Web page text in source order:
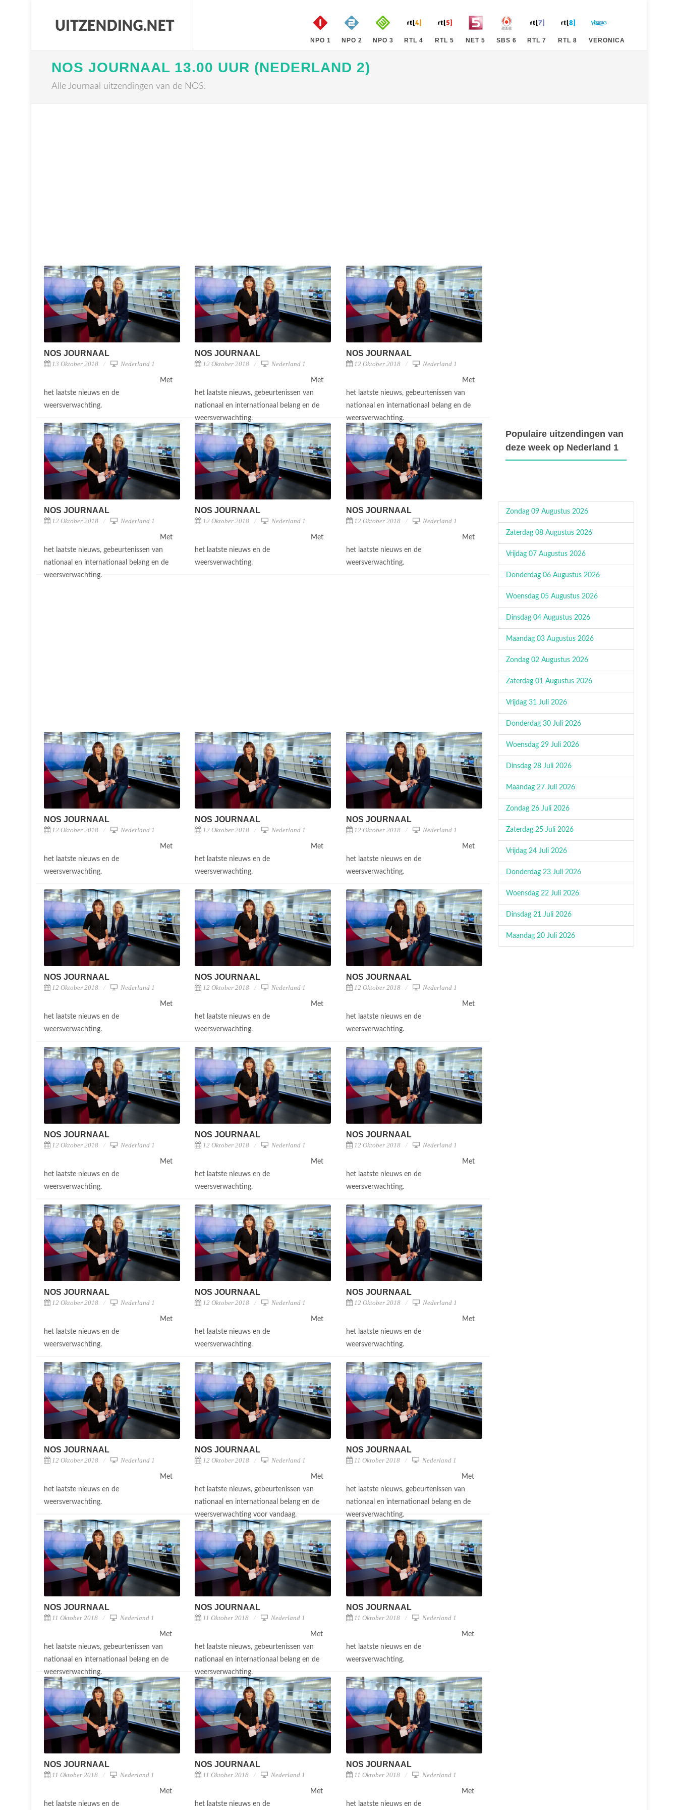
NPO 1 NPO 2 NPO 3 RTL 4 RTL 5 NET 5 SBS 6 RTL 7 RTL 8 VERONICA
NOS JOURNAAL 13.00 UUR (NEDERLAND 2)
Alle Journaal uitzendingen van de NOS.
NOS JOURNAAL
13 Oktober 2018 Nederland 1
Met
het laatste nieuws en de
weersverwachting.
NOS JOURNAAL
12 Oktober 2018 Nederland 1
Met
het laatste nieuws, gebeurtenissen van
nationaal en internationaal belang en de
weersverwachting.
NOS JOURNAAL
12 Oktober 2018 Nederland 1
Met
het laatste nieuws, gebeurtenissen van
nationaal en internationaal belang en de
weersverwachting.
NOS JOURNAAL
12 Oktober 2018 Nederland 1
Met
het laatste nieuws, gebeurtenissen van
nationaal en internationaal belang en de
weersverwachting.
NOS JOURNAAL
12 Oktober 2018 Nederland 1
Met
het laatste nieuws en de
weersverwachting.
NOS JOURNAAL
12 Oktober 2018 Nederland 1
Met
het laatste nieuws en de
weersverwachting.
NOS JOURNAAL
12 Oktober 2018 Nederland 1
Met
het laatste nieuws en de
weersverwachting.
NOS JOURNAAL
12 Oktober 2018 Nederland 1
Met
het laatste nieuws en de
weersverwachting.
NOS JOURNAAL
12 Oktober 2018 Nederland 1
Met
het laatste nieuws en de
weersverwachting.
NOS JOURNAAL
12 Oktober 2018 Nederland 1
Met
het laatste nieuws en de
weersverwachting.
NOS JOURNAAL
12 Oktober 2018 Nederland 1
Met
het laatste nieuws en de
weersverwachting.
NOS JOURNAAL
12 Oktober 2018 Nederland 1
Met
het laatste nieuws en de
weersverwachting.
NOS JOURNAAL
12 Oktober 2018 Nederland 1
Met
het laatste nieuws en de
weersverwachting.
NOS JOURNAAL
12 Oktober 2018 Nederland 1
Met
het laatste nieuws en de
weersverwachting.
NOS JOURNAAL
12 Oktober 2018 Nederland 1
Met
het laatste nieuws en de
weersverwachting.
NOS JOURNAAL
12 Oktober 2018 Nederland 1
Met
het laatste nieuws en de
weersverwachting.
NOS JOURNAAL
12 Oktober 2018 Nederland 1
Met
het laatste nieuws en de
weersverwachting.
NOS JOURNAAL
12 Oktober 2018 Nederland 1
Met
het laatste nieuws en de
weersverwachting.
NOS JOURNAAL
12 Oktober 2018 Nederland 1
Met
het laatste nieuws en de
weersverwachting.
NOS JOURNAAL
12 Oktober 2018 Nederland 1
Met
het laatste nieuws, gebeurtenissen van
nationaal en internationaal belang en de
weersverwachting voor vandaag.
NOS JOURNAAL
11 Oktober 2018 Nederland 1
Met
het laatste nieuws, gebeurtenissen van
nationaal en internationaal belang en de
weersverwachting.
NOS JOURNAAL
11 Oktober 2018 Nederland 1
Met
het laatste nieuws, gebeurtenissen van
nationaal en internationaal belang en de
weersverwachting.
NOS JOURNAAL
11 Oktober 2018 Nederland 1
Met
het laatste nieuws, gebeurtenissen van
nationaal en internationaal belang en de
weersverwachting.
NOS JOURNAAL
11 Oktober 2018 Nederland 1
Met
het laatste nieuws en de
weersverwachting.
NOS JOURNAAL
11 Oktober 2018 Nederland 1
Met
het laatste nieuws en de
NOS JOURNAAL
11 Oktober 2018 Nederland 1
Met
het laatste nieuws en de
NOS JOURNAAL
11 Oktober 2018 Nederland 1
Met
het laatste nieuws en de
Populaire uitzendingen van
deze week op Nederland 1
Zondag 09 Augustus 2026
Zaterdag 08 Augustus 2026
Vrijdag 07 Augustus 2026
Donderdag 06 Augustus 2026
Woensdag 05 Augustus 2026
Dinsdag 04 Augustus 2026
Maandag 03 Augustus 2026
Zondag 02 Augustus 2026
Zaterdag 01 Augustus 2026
Vrijdag 31 Juli 2026
Donderdag 30 Juli 2026
Woensdag 29 Juli 2026
Dinsdag 28 Juli 2026
Maandag 27 Juli 2026
Zondag 26 Juli 2026
Zaterdag 25 Juli 2026
Vrijdag 24 Juli 2026
Donderdag 23 Juli 2026
Woensdag 22 Juli 2026
Dinsdag 21 Juli 2026
Maandag 20 Juli 2026